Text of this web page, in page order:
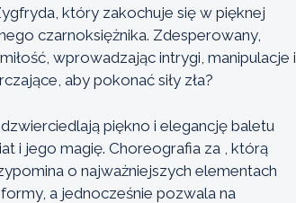
który zakochuje się w pięknej
czarnoksiężnika. Zdesperowany,
wprowadzając intrygi, manipulacje i
aby pokonać siły zła?
piękno i elegancję baletu
i jego magię. Choreografia za , którą
o najważniejszych elementach
a jednocześnie pozwala na